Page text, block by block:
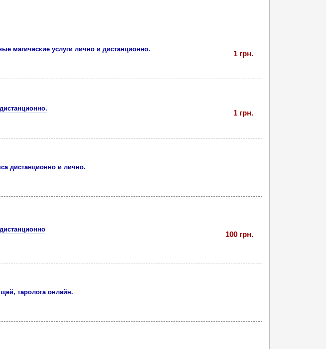
магические услуги лично и дистанционно.
1 грн.
1 грн.
дистанционно и лично.
100 грн.
таролога онлайн.